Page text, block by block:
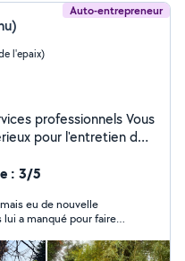
Auto-entrepreneur
l'epaix)
pour l'entretien de
pelouse
!
: 3/5
eu de nouvelle
a manqué pour faire